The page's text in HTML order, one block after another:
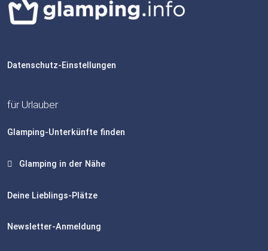
Datenschutz-Einstellungen
für Urlauber
Glamping-Unterkünfte finden
Glamping in der Nähe
Deine Lieblings-Plätze
Newsletter-Anmeldung